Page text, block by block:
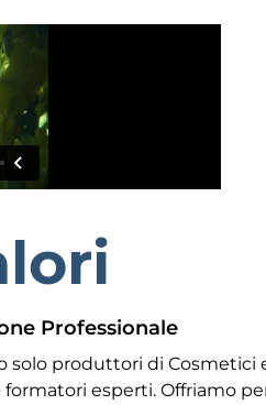
Professionale
solo produttori di Cosmetici
formatori esperti. Offriamo